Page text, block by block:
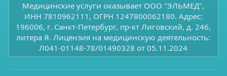
Медицинские услуги оказывает ООО "ЭЛЬМЕД",
ИНН 7810962111, ОГРН 1247800062180. Адрес:
196006, г. Санкт-Петербург, пр-кт Лиговский, д. 246,
литера Я. Лицензия на медицинскую деятельность:
Л041-01148-78/01490328 от 05.11.2024